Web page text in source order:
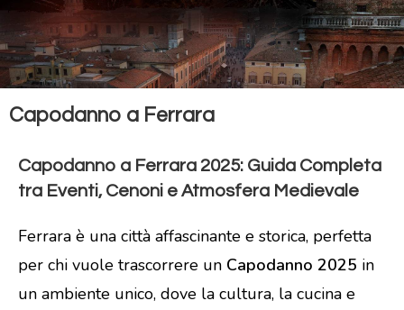
Capodanno a Ferrara
Capodanno a Ferrara 2025: Guida Completa
tra Eventi, Cenoni e Atmosfera Medievale
Ferrara è una città affascinante e storica, perfetta
per chi vuole trascorrere un Capodanno 2025 in
un ambiente unico, dove la cultura, la cucina e